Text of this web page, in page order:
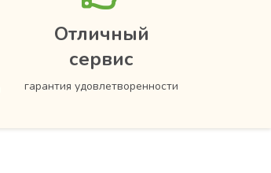
Отличный
сервис
гарантия удовлетворенности